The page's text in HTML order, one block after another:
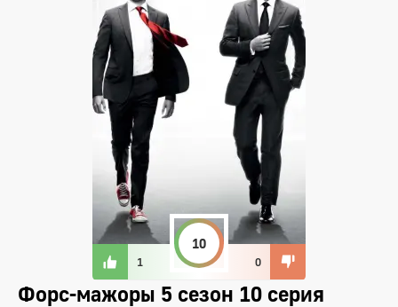
1
10
0
Форс-мажоры 5 сезон 10 серия